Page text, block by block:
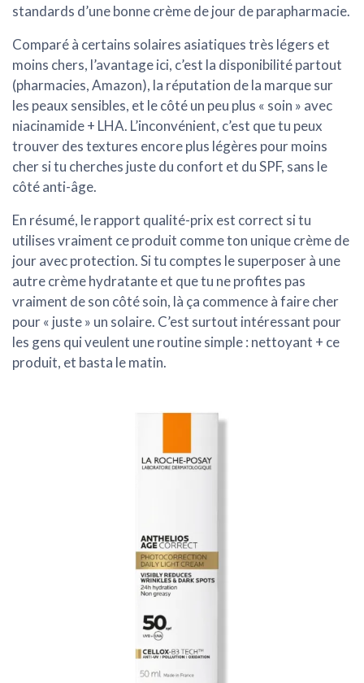
standards d’une bonne crème de jour de parapharmacie.
Comparé à certains solaires asiatiques très légers et
moins chers, l’avantage ici, c’est la disponibilité partout
(pharmacies, Amazon), la réputation de la marque sur
les peaux sensibles, et le côté un peu plus « soin » avec
niacinamide + LHA. L’inconvénient, c’est que tu peux
trouver des textures encore plus légères pour moins
cher si tu cherches juste du confort et du SPF, sans le
côté anti-âge.
En résumé, le rapport qualité-prix est correct si tu
utilises vraiment ce produit comme ton unique crème de
jour avec protection. Si tu comptes le superposer à une
autre crème hydratante et que tu ne profites pas
vraiment de son côté soin, là ça commence à faire cher
pour « juste » un solaire. C’est surtout intéressant pour
les gens qui veulent une routine simple : nettoyant + ce
produit, et basta le matin.